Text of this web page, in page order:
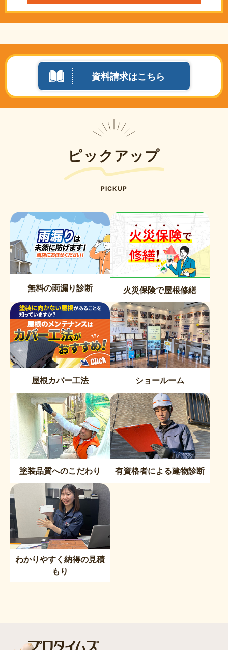
資料請求はこちら
ピックアップ
PICKUP
無料の雨漏り診断 火災保険で屋根修繕
屋根カバー工法 ショールーム
塗装品質へのこだわり 有資格者による建物診断
わかりやすく納得の見積
もり